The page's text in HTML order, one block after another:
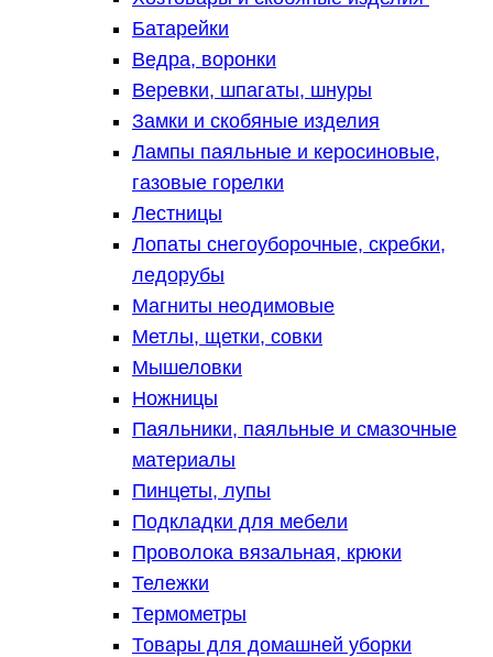
Батарейки
Ведра, воронки
Веревки, шпагаты, шнуры
Замки и скобяные изделия
Лампы паяльные и керосиновые,
газовые горелки
Лестницы
Лопаты снегоуборочные, скребки,
ледорубы
Магниты неодимовые
Метлы, щетки, совки
Мышеловки
Ножницы
Паяльники, паяльные и смазочные
материалы
Пинцеты, лупы
Подкладки для мебели
Проволока вязальная, крюки
Тележки
Термометры
Товары для домашней уборки